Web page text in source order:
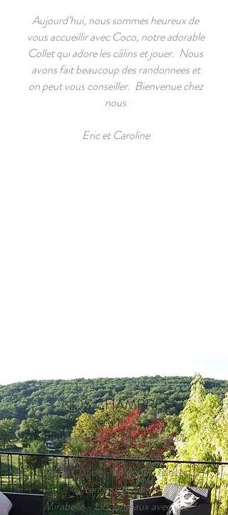
Aujourd’hui, nous sommes heureux de
vous accueillir avec Coco, notre adorable
Collet qui adore les câlins et jouer. Nous
avons fait beaucoup des randonnees et
on peut vous conseiller. Bienvenue chez
nous
Eric et Caroline
NOS CHAMBRES
Toutes les chambres ont une salle
de bain avec douche:
Reine Claude - Lit double et avec
terrasse privée
Mirabelle - Lits jumeaux avec vue